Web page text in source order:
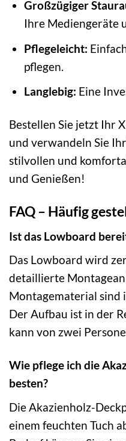
Großzügiger
Ihre Mediengeräte
Pflegeleicht:
pflegen.
Langlebig: Eine
Bestellen Sie jetzt Ihr
und verwandeln Sie
stilvollen und
und Genießen!
FAQ – Häufig
Ist das Lowboard
Das Lowboard wird
detaillierte
Montagematerial sind
Der Aufbau ist in der
kann von zwei
Wie pflege ich die
besten?
Die Akazienholz-
einem feuchten Tuch